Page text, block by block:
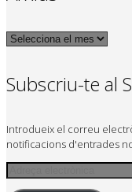
Arxius
Subscriu-te al
Introdueix el correu
notificacions d'entrades
Adreça
electrònica